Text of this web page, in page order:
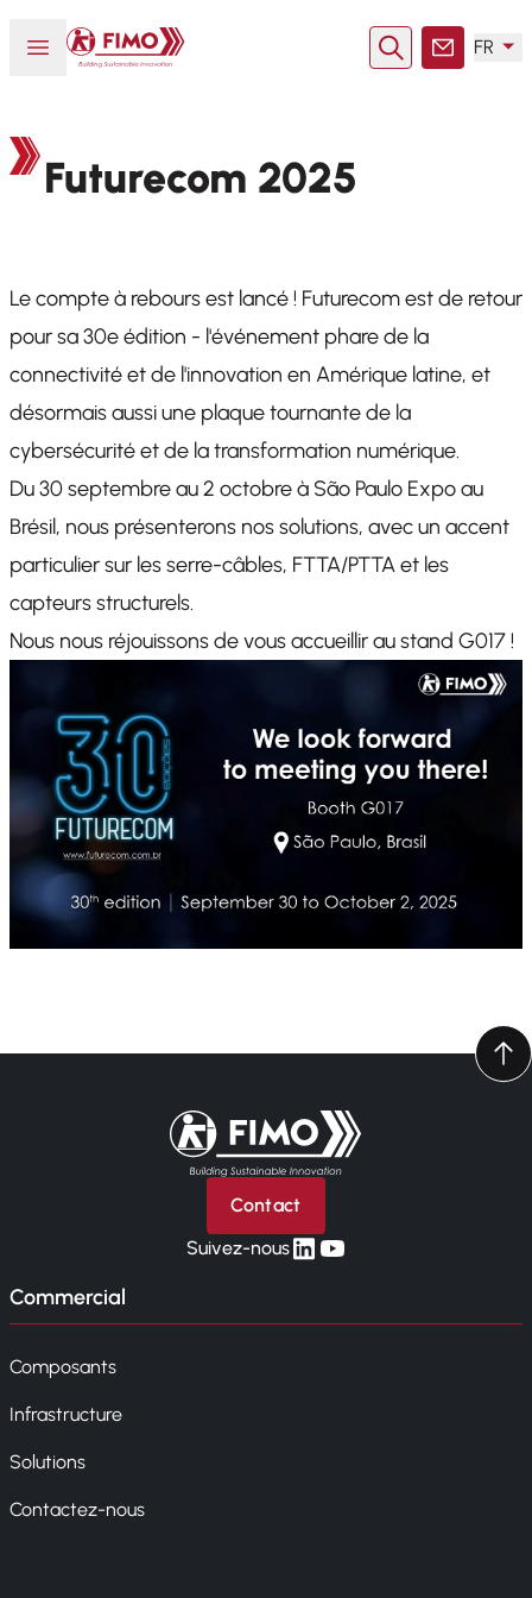
Ouvrir ou fermer le menu
Retour à l'accueil
Rechercher
Contact
FR
Futurecom 2025
Le compte à rebours est lancé ! Futurecom est de retour
pour sa 30e édition - l'événement phare de la
connectivité et de l'innovation en Amérique latine, et
désormais aussi une plaque tournante de la
cybersécurité et de la transformation numérique.
Du 30 septembre au 2 octobre à São Paulo Expo au
Brésil, nous présenterons nos solutions, avec un accent
particulier sur les serre-câbles, FTTA/PTTA et les
capteurs structurels.
Nous nous réjouissons de vous accueillir au stand G017 !
Retour à l'accueil
Contact
Suivez-nouslinkedin
yt
Commercial
Composants
Infrastructure
Solutions
Contactez-nous